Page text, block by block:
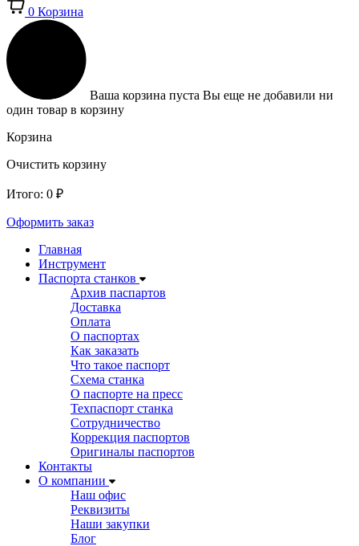
0 Корзина
Ваша корзина пуста Вы еще не добавили ни
один товар в корзину
Корзина
Очистить корзину
Итого: 0 ₽
Оформить заказ
Главная
Инструмент
Паспорта станков
Архив паспартов
Доставка
Оплата
О паспортах
Как заказать
Что такое паспорт
Схема станка
О паспорте на пресс
Техпаспорт станка
Сотрудничество
Коррекция паспортов
Оригиналы паспортов
Контакты
О компании
Наш офис
Реквизиты
Наши закупки
Блог